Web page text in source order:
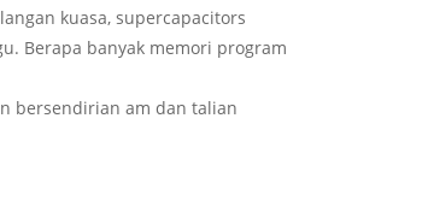
kuasa, supercapacitors
Berapa banyak memori program
bersendirian am dan talian